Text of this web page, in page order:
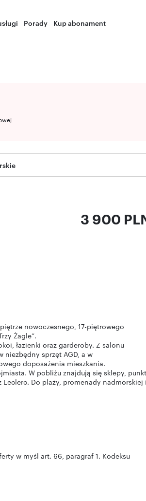
Porady Kup abonament
3 900
nowoczesnego, 17-piętrowego
Żagle”.
łazienki oraz garderoby. Z salonu
sprzęt AGD, a w
doposażenia mieszkania.
W pobliżu znajdują się sklepy,
Leclerc. Do plaży, promenady nadmorskiej i
w myśl art. 66, paragraf 1. Kodeksu